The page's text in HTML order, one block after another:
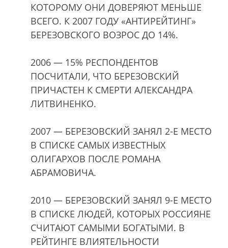
КОТОРОМУ ОНИ ДОВЕРЯЮТ МЕНЬШЕ
ВСЕГО. К 2007 ГОДУ «АНТИРЕЙТИНГ»
БЕРЕЗОВСКОГО ВОЗРОС ДО 14%.
2006 — 15% РЕСПОНДЕНТОВ
ПОСЧИТАЛИ, ЧТО БЕРЕЗОВСКИЙ
ПРИЧАСТЕН К СМЕРТИ АЛЕКСАНДРА
ЛИТВИНЕНКО.
2007 — БЕРЕЗОВСКИЙ ЗАНЯЛ 2-Е МЕСТО
В СПИСКЕ САМЫХ ИЗВЕСТНЫХ
ОЛИГАРХОВ ПОСЛЕ РОМАНА
АБРАМОВИЧА.
2010 — БЕРЕЗОВСКИЙ ЗАНЯЛ 9-Е МЕСТО
В СПИСКЕ ЛЮДЕЙ, КОТОРЫХ РОССИЯНЕ
СЧИТАЮТ САМЫМИ БОГАТЫМИ. В
РЕЙТИНГЕ ВЛИЯТЕЛЬНОСТИ